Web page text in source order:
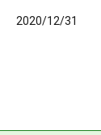
2020/12/31